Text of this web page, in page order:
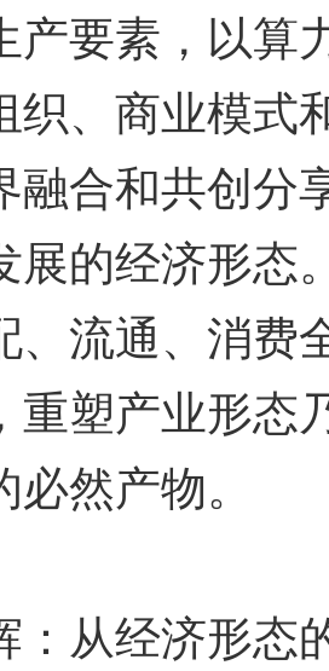
产要素，以算
织、商业模式
融合和共创分
展的经济形态
、流通、消费
重塑产业形态
然产物。
从经济形态